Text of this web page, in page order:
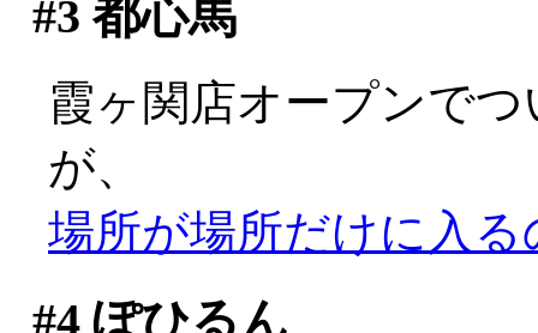
#3 都心馬
霞ヶ関店オープンで
が、
場所が場所だけに入
#4ぽひるん